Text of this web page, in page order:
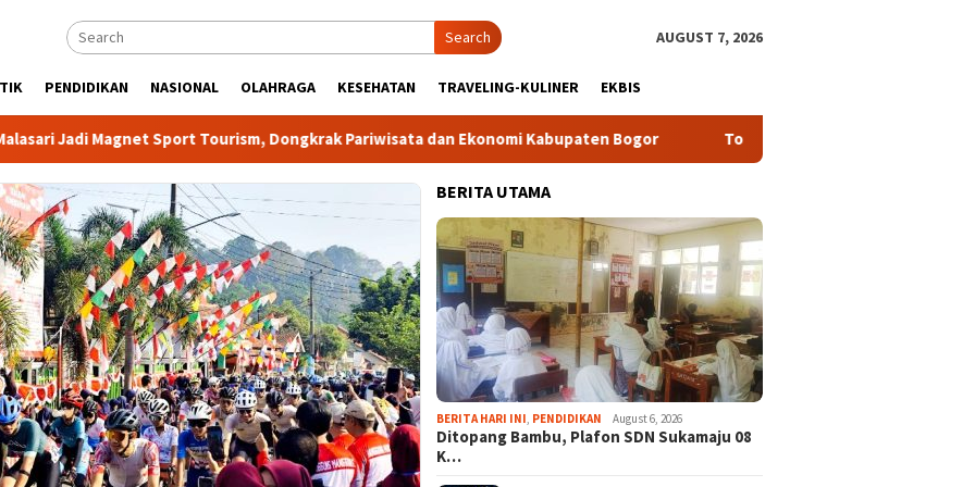
Search AUGUST 7, 2026
PENDIDIKAN NASIONAL OLAHRAGA KESEHATAN TRAVELING-KULINER EKBIS
Tourism, Dongkrak Pariwisata dan Ekonomi Kabupaten Bogor Tour Malasari Halimun Salak Kian Diminati, Ratusan
BERITA UTAMA
BERITA HARI INI PENDIDIKAN August 6, 2026
Ditopang Bambu, Plafon SDN Sukamaju 08
K…